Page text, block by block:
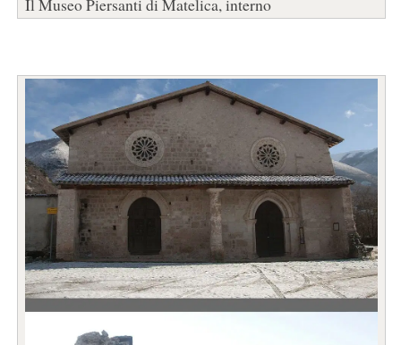
Il Museo Piersanti di Matelica, interno